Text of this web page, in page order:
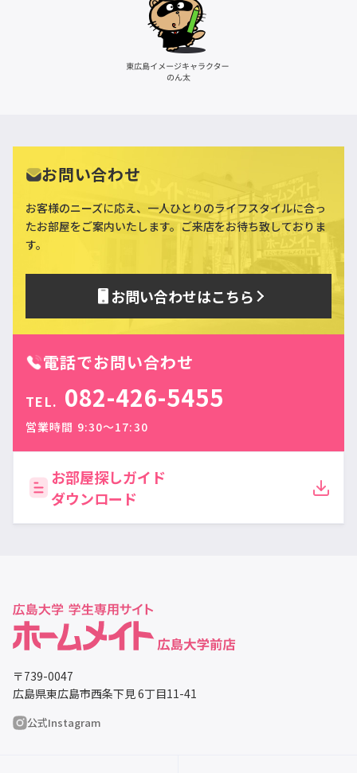
お問い合わせ
お客様のニーズに応え、一人ひとりのライフスタイルに合っ
たお部屋をご案内いたします。ご来店をお待ち致しておりま
す。
お問い合わせはこちら
電話でお問い合わせ
TEL. 082-426-5455
営業時間 9:30〜17:30
お部屋探しガイド
ダウンロード
〒739-0047
広島県東広島市西条下見 6丁目11-41
公式Instagram